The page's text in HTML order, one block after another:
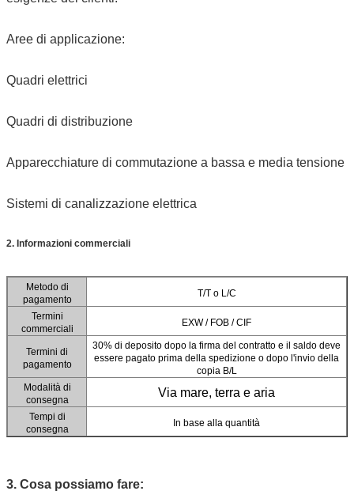
Aree di applicazione:
Quadri elettrici
Quadri di distribuzione
Apparecchiature di commutazione a bassa e media tensione
Sistemi di canalizzazione elettrica
2. Informazioni commerciali
Metodo di
pagamento
T/T o L/C
Termini
commerciali
EXW / FOB / CIF
Termini di
pagamento
30% di deposito dopo la firma del contratto e il saldo deve
essere pagato prima della spedizione o dopo l'invio della
copia B/L
Modalità di
consegna
Via mare, terra e aria
Tempi di
consegna
In base alla quantità
3. Cosa possiamo fare: